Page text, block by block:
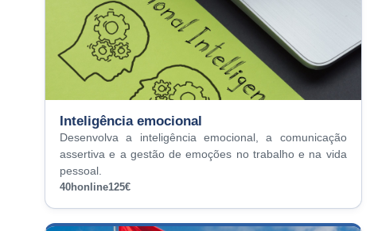
Inteligência emocional
Desenvolva a inteligência emocional, a comunicação
assertiva e a gestão de emoções no trabalho e na vida
pessoal.
40honline125€